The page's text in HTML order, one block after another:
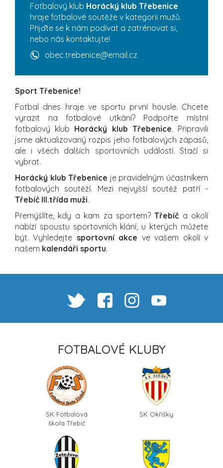
Fotbalový klub Horácký klub Třebenice
hraje fotbalové soutěže v kategorii mužů.
Přijďte se k nám podívat a zatrénovat si,
nebo nás kontaktujte!
obec.trebenice@email.cz
Sport Třebenice!
Fotbal dnes hraje ve sportu první housle. Chcete
vyrazit na fotbalové utkání? Podpořte místní
fotbalový klub Horácký klub Třebenice. Připravili
jsme aktualizovaný rozpis jeho fotbalových zápasů,
ale i všech dalších sportovních událostí. Stačí si
vybrat.
Horácký klub Třebenice je pravidelným účastníkem
fotbalových soutěží. Mezi nejvyšší soutěž patří -
Třebíč III.třída muži.
Přemýšlíte, kdy a kam za sportem?Třebíč a okolí
nabízí spoustu sportovních klání, u kterých můžete
být. Vyhledejte sportovní akce ve vašem okolí v
našem kalendáři sportu.
FOTBALOVÉ KLUBY
SK Fotbalová
škola Třebíč
SK Okříšky